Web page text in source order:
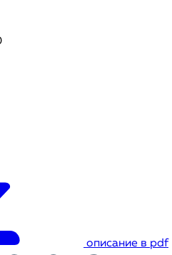
описание в pdf